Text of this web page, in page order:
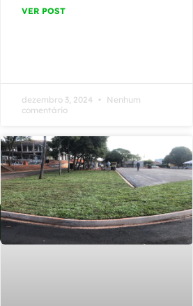
VER POST
dezembro 3, 2024
Nenhum
comentário